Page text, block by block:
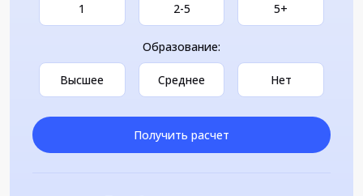
1 2-5 5+
Образование:
Высшее Среднее Нет
Получить расчет